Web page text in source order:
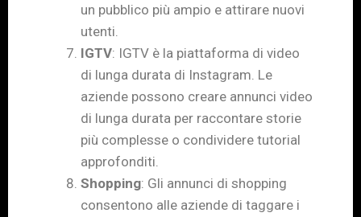
un pubblico più ampio e attirare nuovi
utenti.
IGTV: IGTV è la piattaforma di video
di lunga durata di Instagram. Le
aziende possono creare annunci video
di lunga durata per raccontare storie
più complesse o condividere tutorial
approfonditi.
Shopping: Gli annunci di shopping
consentono alle aziende di taggare i